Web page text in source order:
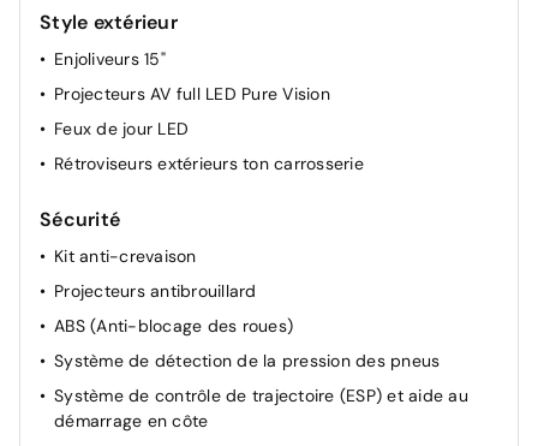
Condamnation des portes en roulant
Eclairage du coffre
Style extérieur
Enjoliveurs 15"
Projecteurs AV full LED Pure Vision
Feux de jour LED
Rétroviseurs extérieurs ton carrosserie
Sécurité
Kit anti-crevaison
Projecteurs antibrouillard
ABS (Anti-blocage des roues)
Système de détection de la pression des pneus
Système de contrôle de trajectoire (ESP) et aide au
démarrage en côte